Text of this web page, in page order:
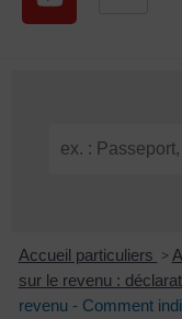
Accueil particuliers >
sur le revenu :
revenu - Comment